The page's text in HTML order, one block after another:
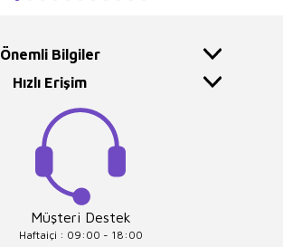
Önemli Bilgiler
Hızlı Erişim
Müşteri Destek
Haftaiçi : 09:00 - 18:00